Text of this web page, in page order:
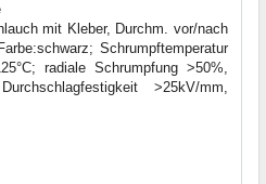
mit Kleber, Durchm. vor/nach
Schrumpftemperatur
radiale Schrumpfung >50%,
>25kV/mm,